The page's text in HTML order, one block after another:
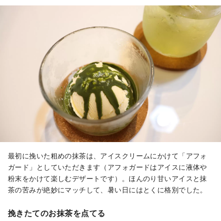
最初に挽いた粗めの抹茶は、アイスクリームにかけて「アフォ
ガード」としていただきます（アフォガードはアイスに液体や
粉末をかけて楽しむデザートです）。ほんのり甘いアイスと抹
茶の苦みが絶妙にマッチして、暑い日にはとくに格別でした。
挽きたてのお抹茶を点てる